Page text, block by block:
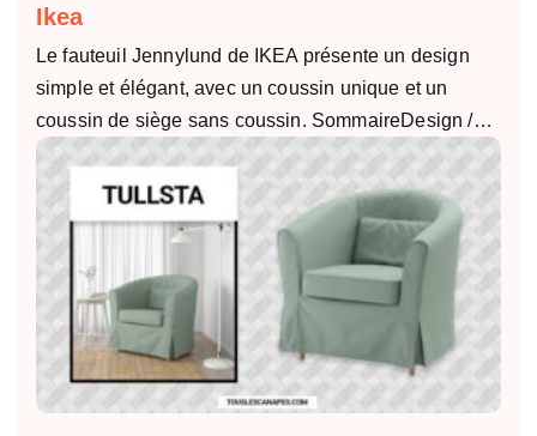
Ikea
Le fauteuil Jennylund de IKEA présente un design
simple et élégant, avec un coussin unique et un
coussin de siège sans coussin. SommaireDesign /…